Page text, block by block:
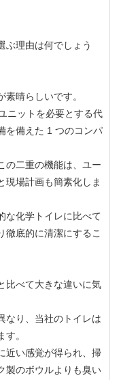
ぶ理由は何でしょう
晴らしいです。
ニットを必要とする代
を備えた 1 つのコンパ
の二重の機能は、ユー
現場計画も簡素化しま
な化学トイレに比べて
徹底的に清潔にするこ
比べて大きな違いに気
なり、当社のトイレは
。
近い感覚が得られ、掃
製のボウルよりも臭い